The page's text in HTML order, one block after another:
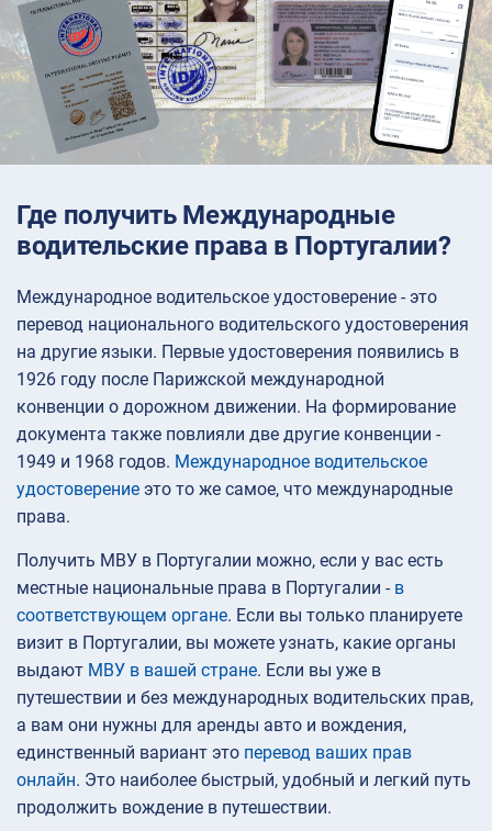
Где получить Международные
водительские права в Португалии?
Международное водительское удостоверение - это
перевод национального водительского удостоверения
на другие языки. Первые удостоверения появились в
1926 году после Парижской международной
конвенции о дорожном движении. На формирование
документа также повлияли две другие конвенции -
1949 и 1968 годов. Международное водительское
удостоверение это то же самое, что международные
права.
Получить МВУ в Португалии можно, если у вас есть
местные национальные права в Португалии - в
соответствующем органе. Если вы только планируете
визит в Португалии, вы можете узнать, какие органы
выдают МВУ в вашей стране. Если вы уже в
путешествии и без международных водительских прав,
а вам они нужны для аренды авто и вождения,
единственный вариант это перевод ваших прав
онлайн. Это наиболее быстрый, удобный и легкий путь
продолжить вождение в путешествии.